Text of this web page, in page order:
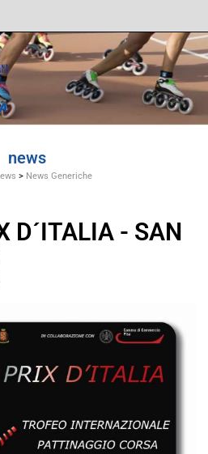
news
> News Generiche
D´ITALIA - SAN